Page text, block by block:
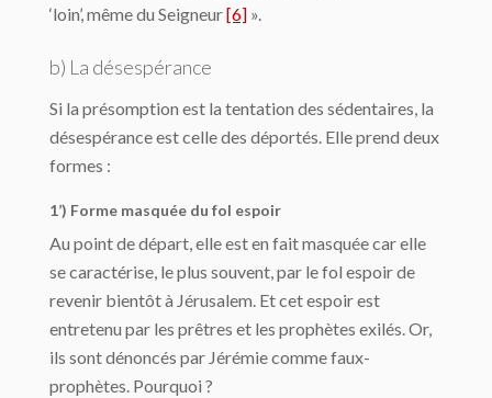
‘loin’, même du Seigneur[6] ».
b) La désespérance
Si la présomption est la tentation des sédentaires, la
désespérance est celle des déportés. Elle prend deux
formes :
1’) Forme masquée du fol espoir
Au point de départ, elle est en fait masquée car elle
se caractérise, le plus souvent, par le fol espoir de
revenir bientôt à Jérusalem. Et cet espoir est
entretenu par les prêtres et les prophètes exilés. Or,
ils sont dénoncés par Jérémie comme faux-
prophètes. Pourquoi ?